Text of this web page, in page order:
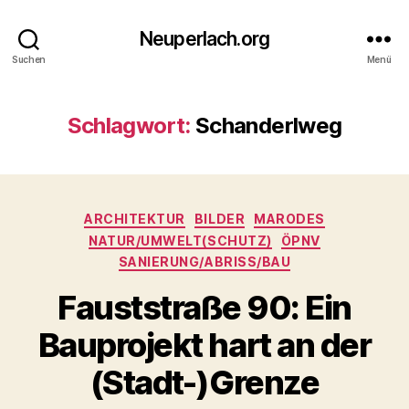
Suchen
Neuperlach.org
Menü
Schlagwort: Schanderlweg
Kategorien
ARCHITEKTUR BILDER
MARODES
NATUR/UMWELT(SCHUTZ)
ÖPNV
SANIERUNG/ABRISS/BAU
Fauststraße 90: Ein
Bauprojekt hart an der
(Stadt-)Grenze